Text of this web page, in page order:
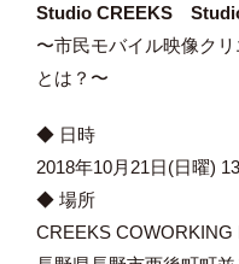
Studio CREEKS
〜市民モバイル映像ク
とは？〜
◆ 日時
2018年10月21日(日曜)
◆ 場所
CREEKS COWORKING